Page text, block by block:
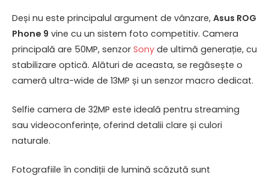
Deși nu este principalul argument de vânzare, Asus ROG
Phone 9 vine cu un sistem foto competitiv. Camera
principală are 50MP, senzor Sony de ultimă generație, cu
stabilizare optică. Alături de aceasta, se regăsește o
cameră ultra-wide de 13MP și un senzor macro dedicat.
Selfie camera de 32MP este ideală pentru streaming
sau videoconferințe, oferind detalii clare și culori
naturale.
Fotografiile în condiții de lumină scăzută sunt